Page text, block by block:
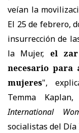
veían la
El 25 de febrero,
insurrección de
la Mujer, el
necesario para
mujeres",
Temma
International
socialistas del